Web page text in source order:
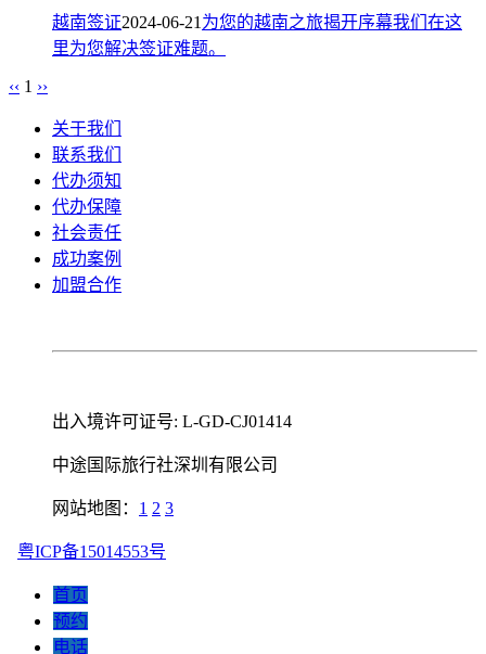
越南签证2024-06-21 为您的越南之旅揭开序幕我们在这
里为您解决签证难题。
‹‹ 1 ››
关于我们
联系我们
代办须知
代办保障
社会责任
成功案例
加盟合作
出入境许可证号: L-GD-CJ01414
中途国际旅行社深圳有限公司
网站地图： 1 2 3
粤ICP备15014553号
首页
预约
电话